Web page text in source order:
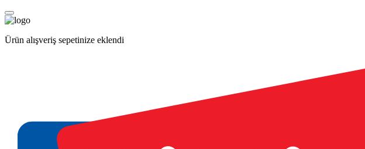
Ürün alışveriş sepetinize eklendi